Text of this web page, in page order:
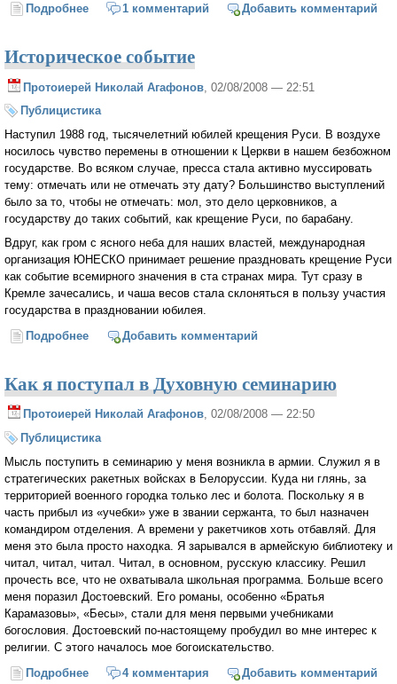
Подробнее о Я отпускаю его с миром
1 комментарий Добавить комментарий
Историческое событие
Протоиерей Николай Агафонов , 02/08/2008 — 22:51
Публицистика
Наступил 1988 год, тысячелетний юбилей крещения Руси. В воздухе
носилось чувство перемены в отношении к Церкви в нашем безбожном
государстве. Во всяком случае, пресса стала активно муссировать
тему: отмечать или не отмечать эту дату? Большинство выступлений
было за то, чтобы не отмечать: мол, это дело церковников, а
государству до таких событий, как крещение Руси, по барабану.
Вдруг, как гром с ясного неба для наших властей, международная
организация ЮНЕСКО принимает решение праздновать крещение Руси
как событие всемирного значения в ста странах мира. Тут сразу в
Кремле зачесались, и чаша весов стала склоняться в пользу участия
государства в праздновании юбилея.
Подробнее о Историческое событие
Добавить комментарий
Как я поступал в Духовную семинарию
Протоиерей Николай Агафонов, 02/08/2008 — 22:50
Публицистика
Мысль поступить в семинарию у меня возникла в армии. Служил я в
стратегических ракетных войсках в Белоруссии. Куда ни глянь, за
территорией военного городка только лес и болота. Поскольку я в
часть прибыл из «учебки» уже в звании сержанта, то был назначен
командиром отделения. А времени у ракетчиков хоть отбавляй. Для
меня это была просто находка. Я зарывался в армейскую библиотеку и
читал, читал, читал. Читал, в основном, русскую классику. Решил
прочесть все, что не охватывала школьная программа. Больше всего
меня поразил Достоевский. Его романы, особенно «Братья
Карамазовы», «Бесы», стали для меня первыми учебниками
богословия. Достоевский по-настоящему пробудил во мне интерес к
религии. С этого началось мое богоискательство.
Подробнее о Как я поступал в Духовную семинарию
4 комментария Добавить комментарий